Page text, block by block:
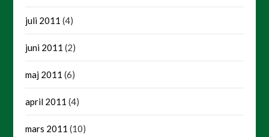
juli 2011 (4)
juni 2011 (2)
maj 2011 (6)
april 2011 (4)
mars 2011 (10)